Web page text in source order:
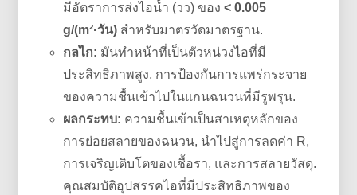
มีอัตราการส่งไอน้ำ (วว) ของ< 0.005
g/(m²·วัน) สำหรับมาตรวัดมาตรฐาน.
กลไก: มันทำหน้าที่เป็นตัวหน่วงไอที่มี
ประสิทธิภาพสูง, การป้องกันการแพร่กระจาย
ของความชื้นเข้าไปในแกนฉนวนที่มีรูพรุน.
ผลกระทบ: ความชื้นเข้าเป็นสาเหตุหลักของ
การย่อยสลายของฉนวน, นำไปสู่การลดค่า R,
การเจริญเติบโตของเชื้อรา, และการสลายวัสดุ.
คุณสมบัติอุปสรรคไอที่มีประสิทธิภาพของ